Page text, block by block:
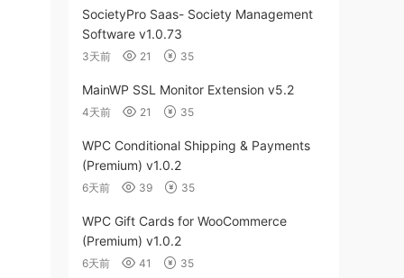
SocietyPro Saas- Society Management
Software v1.0.73
3天前 21 35
MainWP SSL Monitor Extension v5.2
4天前 21 35
WPC Conditional Shipping & Payments
(Premium) v1.0.2
6天前 39 35
WPC Gift Cards for WooCommerce
(Premium) v1.0.2
6天前 41 35